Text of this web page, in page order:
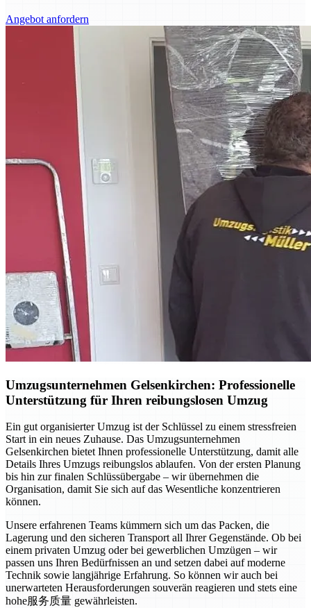
Angebot anfordern
Umzugsunternehmen Gelsenkirchen: Professionelle
Unterstützung für Ihren reibungslosen Umzug
Ein gut organisierter Umzug ist der Schlüssel zu einem stressfreien
Start in ein neues Zuhause. Das Umzugsunternehmen
Gelsenkirchen bietet Ihnen professionelle Unterstützung, damit alle
Details Ihres Umzugs reibungslos ablaufen. Von der ersten Planung
bis hin zur finalen Schlüssübergabe – wir übernehmen die
Organisation, damit Sie sich auf das Wesentliche konzentrieren
können.
Unsere erfahrenen Teams kümmern sich um das Packen, die
Lagerung und den sicheren Transport all Ihrer Gegenstände. Ob bei
einem privaten Umzug oder bei gewerblichen Umzügen – wir
passen uns Ihren Bedürfnissen an und setzen dabei auf moderne
Technik sowie langjährige Erfahrung. So können wir auch bei
unerwarteten Herausforderungen souverän reagieren und stets eine
hohe服务质量 gewährleisten.